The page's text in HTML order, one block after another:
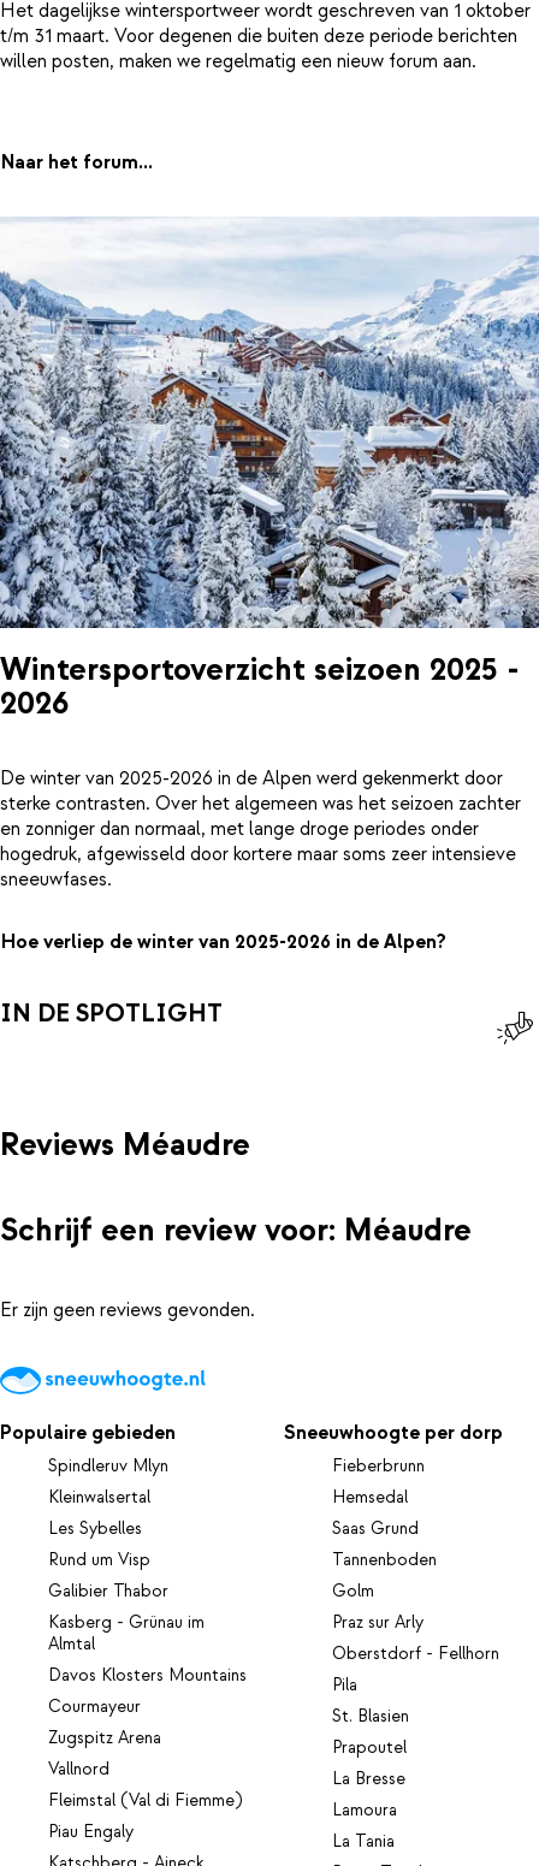
Het dagelijkse wintersportweer wordt geschreven van 1 oktober
t/m 31 maart. Voor degenen die buiten deze periode berichten
willen posten, maken we regelmatig een nieuw forum aan.
Naar het forum...
Wintersportoverzicht seizoen 2025 -
2026
De winter van 2025-2026 in de Alpen werd gekenmerkt door
sterke contrasten. Over het algemeen was het seizoen zachter
en zonniger dan normaal, met lange droge periodes onder
hogedruk, afgewisseld door kortere maar soms zeer intensieve
sneeuwfases.
Hoe verliep de winter van 2025-2026 in de Alpen?
IN DE SPOTLIGHT
Reviews Méaudre
Schrijf een review voor: Méaudre
Er zijn geen reviews gevonden.
Populaire gebieden
Spindleruv Mlyn
Kleinwalsertal
Les Sybelles
Rund um Visp
Galibier Thabor
Kasberg - Grünau im
Almtal
Davos Klosters Mountains
Courmayeur
Zugspitz Arena
Vallnord
Fleimstal (Val di Fiemme)
Piau Engaly
Sneeuwhoogte per dorp
Fieberbrunn
Hemsedal
Saas Grund
Tannenboden
Golm
Praz sur Arly
Oberstdorf - Fellhorn
Pila
St. Blasien
Prapoutel
La Bresse
Lamoura
La Tania